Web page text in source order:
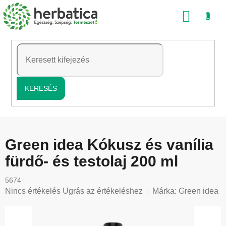
Ugrás
a
tartalomhoz
KERESÉS
Green idea Kókusz és vanília
fürdő- és testolaj 200 ml
5674
A
Nincs értékelés Ugrás az értékeléshez Márka: Green idea